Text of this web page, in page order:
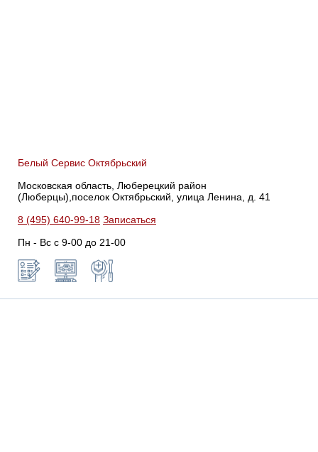
Белый Сервис Октябрьский
Московская область, Люберецкий район
(Люберцы),поселок Октябрьский, улица Ленина, д. 41
8 (495) 640-99-18 Записаться
Пн - Вс с 9-00 до 21-00